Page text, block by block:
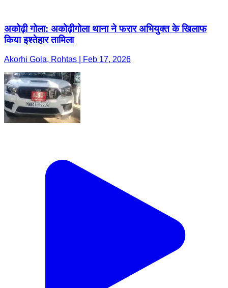
अकोढ़ी गोला: अकोढ़ीगोला थाना ने फरार अभियुक्त के खिलाफ
किया इश्तेहार तामिला
Akorhi Gola, Rohtas | Feb 17, 2026